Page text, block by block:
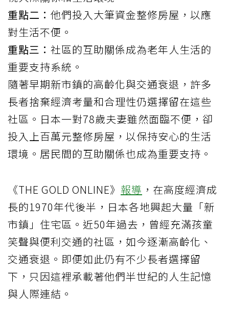
重點二： 他們投入大筆資金整修房屋，以應
對生活不便。
重點三： 社區的互助關係成為老年人生活的
重要支持系統。
隨著早期新市鎮的高齡化與交通衰退，許多
長者捨棄經濟考量和合理性仍選擇留在這些
社區。日本一對78歲夫妻雖然面臨不便，卻
投入上百萬元整修房屋，以保持安心的生活
環境。居民間的互助關係也成為重要支持。
《THE GOLD ONLINE》 報導 ，在高度經濟成
長的1970年代後半，日本各地興起大量「新
市鎮」住宅區。近50年過去，曾經充滿孩童
笑聲與便利交通的社區，如今逐漸高齡化、
交通衰退。即便如此仍有不少長者選擇留
下，只因這裡承載著他們半世紀的人生記憶
與人際連結。